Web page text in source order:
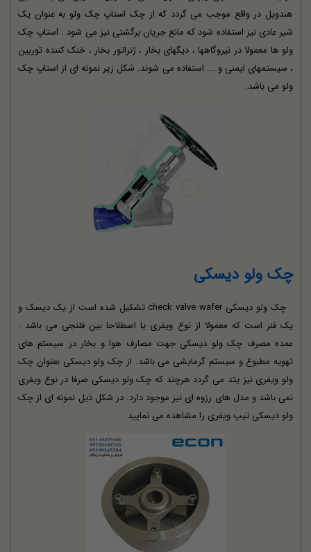
هندویل در واقع موجب می گردد که از چک استاپ چک ولو به عنوان یک
شیر عادی نیز استفاده شود که مانع جریان برگشتی نیز می شود . استاپ چک
ولو ها معمولا در نیروگاهها ، دیگهای بخار ، ژنراتور بخار ، خنک کننده توربین
، سیستمهای ایمنی و ... استفاده می شوند. شکل زیر نمونه ای از استاپ چک
ولو می باشد.
چک ولو دیسکی
چک ولو دیسکی check valve wafer تشکیل شده است از یک دیسک و
یک فنر است که معمولا از نوع ویفری یا اصطلاحا بین فلنجی می باشد .
عمده مصرف چک ولو دیسکی جهت مصارف هوا و بخار در سیستم های
تهویه مطبوع و سیستم گرمایشی می باشد. از چک ولو دیسکی بعنوان چک
ولو ویفری نیز یتد می گردد هرچند که چک ولو دیسکی صرفا در نوع ویفری
نمی باشد و مدل های رزوه ای نیز موجود دارد. در شکل ذیل نمونه ای از چک
ولو دیسکی تیپ ویفری را مشاهده می نمایید.